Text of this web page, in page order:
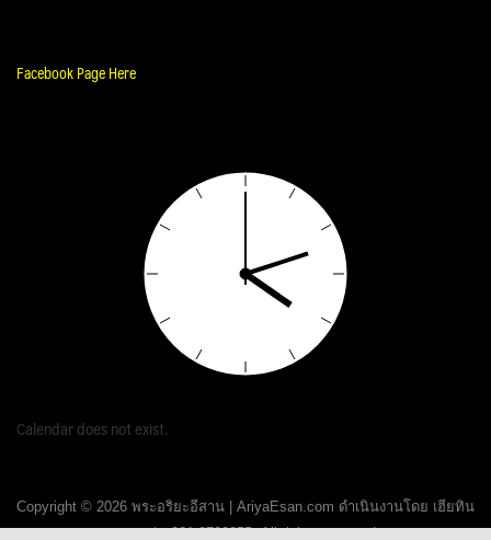
Facebook Page Here
Calendar does not exist.
Copyright © 2026 พระอริยะอีสาน | AriyaEsan.com ดำเนินงานโดย เฮียทิน
ขอนแก่น 081-8720355. All rights reserved.